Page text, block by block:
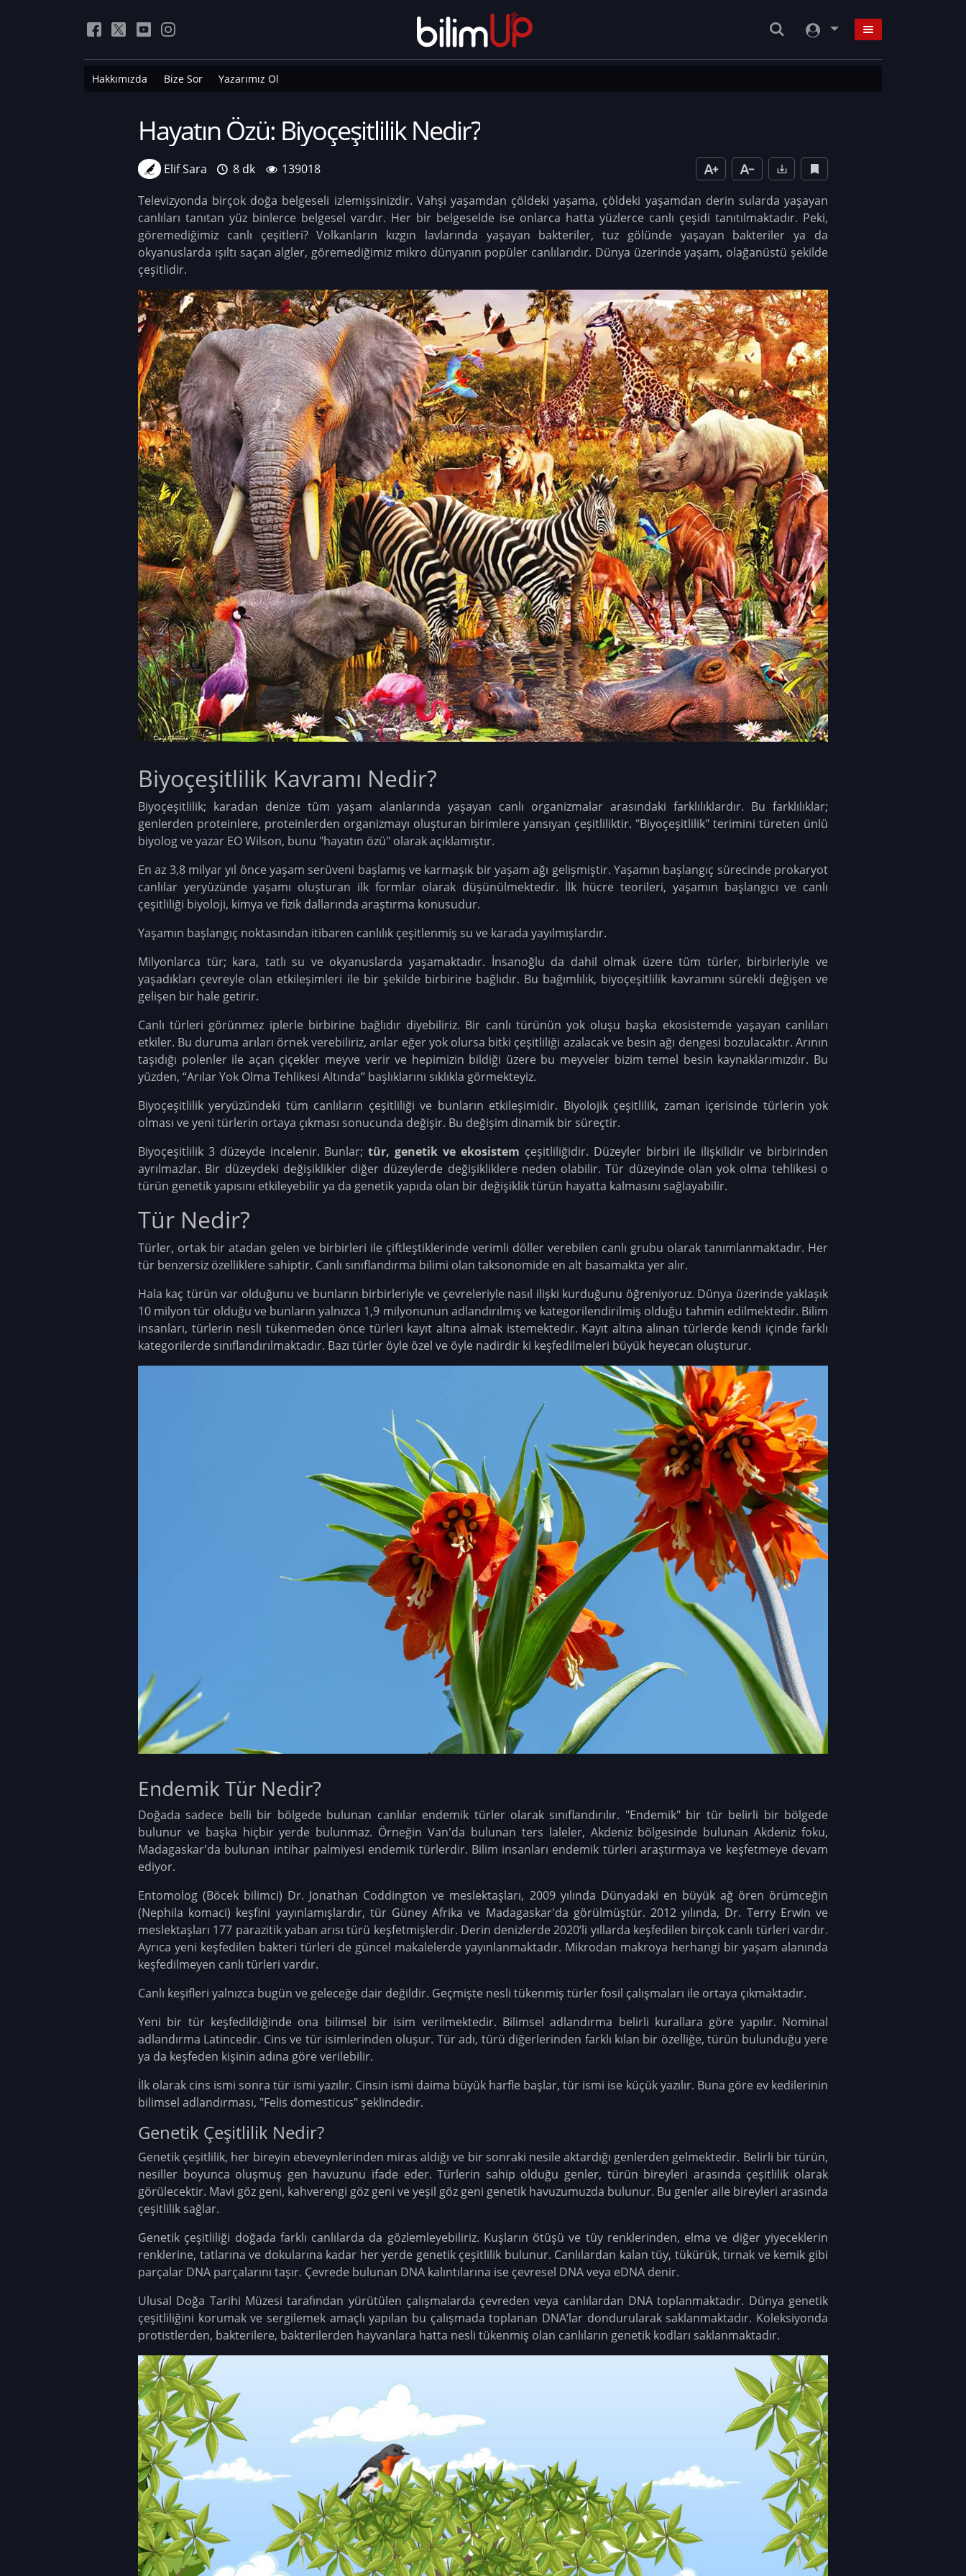
Hakkımızda Bize Sor Yazarımız Ol
Hayatın Özü: Biyoçeşitlilik Nedir?
Elif Sara 8 dk
139018
Televizyonda birçok doğa belgeseli izlemişsinizdir. Vahşi yaşamdan çöldeki yaşama, çöldeki yaşamdan derin sularda yaşayan
canlıları tanıtan yüz binlerce belgesel vardır. Her bir belgeselde ise onlarca hatta yüzlerce canlı çeşidi tanıtılmaktadır. Peki,
göremediğimiz canlı çeşitleri? Volkanların kızgın lavlarında yaşayan bakteriler, tuz gölünde yaşayan bakteriler ya da
okyanuslarda ışıltı saçan algler, göremediğimiz mikro dünyanın popüler canlılarıdır. Dünya üzerinde yaşam, olağanüstü şekilde
çeşitlidir.
Biyoçeşitlilik Kavramı Nedir?
Biyoçeşitlilik; karadan denize tüm yaşam alanlarında yaşayan canlı organizmalar arasındaki farklılıklardır. Bu farklılıklar;
genlerden proteinlere, proteinlerden organizmayı oluşturan birimlere yansıyan çeşitliliktir. "Biyoçeşitlilik" terimini türeten ünlü
biyolog ve yazar EO Wilson, bunu "hayatın özü" olarak açıklamıştır.
En az 3,8 milyar yıl önce yaşam serüveni başlamış ve karmaşık bir yaşam ağı gelişmiştir. Yaşamın başlangıç sürecinde prokaryot
canlılar yeryüzünde yaşamı oluşturan ilk formlar olarak düşünülmektedir. İlk hücre teorileri, yaşamın başlangıcı ve canlı
çeşitliliği biyoloji, kimya ve fizik dallarında araştırma konusudur.
Yaşamın başlangıç noktasından itibaren canlılık çeşitlenmiş su ve karada yayılmışlardır.
Milyonlarca tür; kara, tatlı su ve okyanuslarda yaşamaktadır. İnsanoğlu da dahil olmak üzere tüm türler, birbirleriyle ve
yaşadıkları çevreyle olan etkileşimleri ile bir şekilde birbirine bağlıdır. Bu bağımlılık, biyoçeşitlilik kavramını sürekli değişen ve
gelişen bir hale getirir.
Canlı türleri görünmez iplerle birbirine bağlıdır diyebiliriz. Bir canlı türünün yok oluşu başka ekosistemde yaşayan canlıları
etkiler. Bu duruma arıları örnek verebiliriz, arılar eğer yok olursa bitki çeşitliliği azalacak ve besin ağı dengesi bozulacaktır. Arının
taşıdığı polenler ile açan çiçekler meyve verir ve hepimizin bildiği üzere bu meyveler bizim temel besin kaynaklarımızdır. Bu
yüzden, “Arılar Yok Olma Tehlikesi Altında” başlıklarını sıklıkla görmekteyiz.
Biyoçeşitlilik yeryüzündeki tüm canlıların çeşitliliği ve bunların etkileşimidir. Biyolojik çeşitlilik, zaman içerisinde türlerin yok
olması ve yeni türlerin ortaya çıkması sonucunda değişir. Bu değişim dinamik bir süreçtir.
Biyoçeşitlilik 3 düzeyde incelenir. Bunlar; tür, genetik ve ekosistem çeşitliliğidir. Düzeyler birbiri ile ilişkilidir ve birbirinden
ayrılmazlar. Bir düzeydeki değişiklikler diğer düzeylerde değişikliklere neden olabilir. Tür düzeyinde olan yok olma tehlikesi o
türün genetik yapısını etkileyebilir ya da genetik yapıda olan bir değişiklik türün hayatta kalmasını sağlayabilir.
Tür Nedir?
Türler, ortak bir atadan gelen ve birbirleri ile çiftleştiklerinde verimli döller verebilen canlı grubu olarak tanımlanmaktadır. Her
tür benzersiz özelliklere sahiptir. Canlı sınıflandırma bilimi olan taksonomide en alt basamakta yer alır.
Hala kaç türün var olduğunu ve bunların birbirleriyle ve çevreleriyle nasıl ilişki kurduğunu öğreniyoruz. Dünya üzerinde yaklaşık
10 milyon tür olduğu ve bunların yalnızca 1,9 milyonunun adlandırılmış ve kategorilendirilmiş olduğu tahmin edilmektedir. Bilim
insanları, türlerin nesli tükenmeden önce türleri kayıt altına almak istemektedir. Kayıt altına alınan türlerde kendi içinde farklı
kategorilerde sınıflandırılmaktadır. Bazı türler öyle özel ve öyle nadirdir ki keşfedilmeleri büyük heyecan oluşturur.
Endemik Tür Nedir?
Doğada sadece belli bir bölgede bulunan canlılar endemik türler olarak sınıflandırılır. "Endemik" bir tür belirli bir bölgede
bulunur ve başka hiçbir yerde bulunmaz. Örneğin Van'da bulunan ters laleler, Akdeniz bölgesinde bulunan Akdeniz foku,
Madagaskar'da bulunan intihar palmiyesi endemik türlerdir. Bilim insanları endemik türleri araştırmaya ve keşfetmeye devam
ediyor.
Entomolog (Böcek bilimci) Dr. Jonathan Coddington ve meslektaşları, 2009 yılında Dünyadaki en büyük ağ ören örümceğin
(Nephila komaci) keşfini yayınlamışlardır, tür Güney Afrika ve Madagaskar'da görülmüştür. 2012 yılında, Dr. Terry Erwin ve
meslektaşları 177 parazitik yaban arısı türü keşfetmişlerdir. Derin denizlerde 2020’li yıllarda keşfedilen birçok canlı türleri vardır.
Ayrıca yeni keşfedilen bakteri türleri de güncel makalelerde yayınlanmaktadır. Mikrodan makroya herhangi bir yaşam alanında
keşfedilmeyen canlı türleri vardır.
Canlı keşifleri yalnızca bugün ve geleceğe dair değildir. Geçmişte nesli tükenmiş türler fosil çalışmaları ile ortaya çıkmaktadır.
Yeni bir tür keşfedildiğinde ona bilimsel bir isim verilmektedir. Bilimsel adlandırma belirli kurallara göre yapılır. Nominal
adlandırma Latincedir. Cins ve tür isimlerinden oluşur. Tür adı, türü diğerlerinden farklı kılan bir özelliğe, türün bulunduğu yere
ya da keşfeden kişinin adına göre verilebilir.
İlk olarak cins ismi sonra tür ismi yazılır. Cinsin ismi daima büyük harfle başlar, tür ismi ise küçük yazılır. Buna göre ev kedilerinin
bilimsel adlandırması, "Felis domesticus" şeklindedir.
Genetik Çeşitlilik Nedir?
Genetik çeşitlilik, her bireyin ebeveynlerinden miras aldığı ve bir sonraki nesile aktardığı genlerden gelmektedir. Belirli bir türün,
nesiller boyunca oluşmuş gen havuzunu ifade eder. Türlerin sahip olduğu genler, türün bireyleri arasında çeşitlilik olarak
görülecektir. Mavi göz geni, kahverengi göz geni ve yeşil göz geni genetik havuzumuzda bulunur. Bu genler aile bireyleri arasında
çeşitlilik sağlar.
Genetik çeşitliliği doğada farklı canlılarda da gözlemleyebiliriz. Kuşların ötüşü ve tüy renklerinden, elma ve diğer yiyeceklerin
renklerine, tatlarına ve dokularına kadar her yerde genetik çeşitlilik bulunur. Canlılardan kalan tüy, tükürük, tırnak ve kemik gibi
parçalar DNA parçalarını taşır. Çevrede bulunan DNA kalıntılarına ise çevresel DNA veya eDNA denir.
Ulusal Doğa Tarihi Müzesi tarafından yürütülen çalışmalarda çevreden veya canlılardan DNA toplanmaktadır. Dünya genetik
çeşitliliğini korumak ve sergilemek amaçlı yapılan bu çalışmada toplanan DNA’lar dondurularak saklanmaktadır. Koleksiyonda
protistlerden, bakterilere, bakterilerden hayvanlara hatta nesli tükenmiş olan canlıların genetik kodları saklanmaktadır.